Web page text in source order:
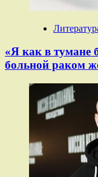
«Я как в тумане
больной раком